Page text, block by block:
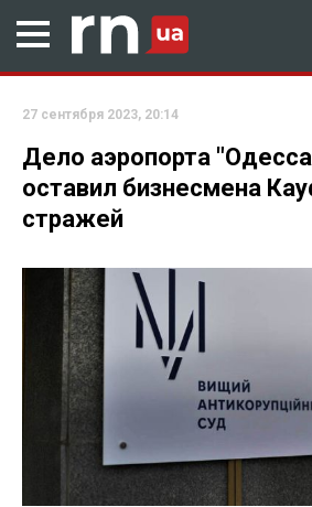
27 сентября 2023, 20:14
Дело аэропорта
оставил бизнесмена
стражей